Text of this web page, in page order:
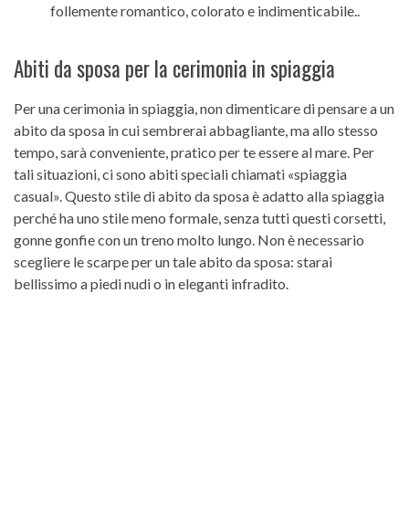
follemente romantico, colorato e indimenticabile..
Abiti da sposa per la cerimonia in spiaggia
Per una cerimonia in spiaggia, non dimenticare di pensare a un
abito da sposa in cui sembrerai abbagliante, ma allo stesso
tempo, sarà conveniente, pratico per te essere al mare. Per
tali situazioni, ci sono abiti speciali chiamati «spiaggia
casual». Questo stile di abito da sposa è adatto alla spiaggia
perché ha uno stile meno formale, senza tutti questi corsetti,
gonne gonfie con un treno molto lungo. Non è necessario
scegliere le scarpe per un tale abito da sposa: starai
bellissimo a piedi nudi o in eleganti infradito.